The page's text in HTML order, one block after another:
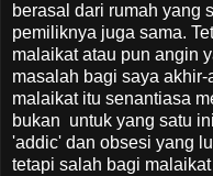
berasal dari rumah yang
pemiliknya juga sama.
malaikat atau pun angin
masalah bagi saya
malaikat itu senantiasa
bukan untuk yang satu
'addic' dan obsesi yang
tetapi salah bagi